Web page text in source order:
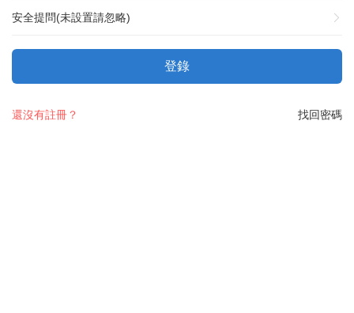
安全提問(未設置請忽略)
登錄
找回密碼
還沒有註冊？